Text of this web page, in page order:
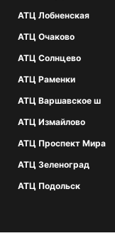
АТЦ Лобненская
АТЦ Очаково
АТЦ Солнцево
АТЦ Раменки
АТЦ Варшавское ш
АТЦ Измайлово
АТЦ Проспект Мира
АТЦ Зеленоград
АТЦ Подольск